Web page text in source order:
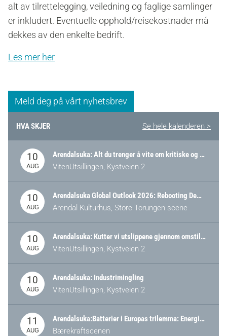
alt av tilrettelegging, veiledning og faglige samlinger
er inkludert. Eventuelle opphold/reisekostnader må
dekkes av den enkelte bedrift.
Les mer her
Meld deg på vårt nyhetsbrev
HVA SKJER Se hele kalenderen >
10
AUG
Arendalsuka: Alt du trenger å vite om kritiske og strategiske verdikjeder i Norge
VitenUtsillingen, Kystveien 2
10
AUG
Arendalsuka Global Outlook 2026: Rebooting Democracy for a New World Order
Arendal Kulturhus, Store Torungen scene
10
AUG
Arendalsuka: Kutter vi utslippene gjennom omstilling – eller tap av industri?
VitenUtsillingen, Kystveien 2
10
AUG
Arendalsuka: Industrimingling
VitenUtsillingen, Kystveien 2
11
AUG
Arendalsuka:Batterier i Europas trilemma: Energisikkerhet, konkurransekraft og bærekraft (Battery Norway-arrangement)
Bærekraftscenen